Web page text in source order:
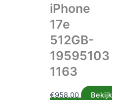
iPhone
17e
512GB-
19595103
1163
€958.00
Bekijk